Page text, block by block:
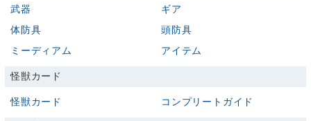
武器
ギア
体防具
頭防具
ミーディアム
アイテム
怪獣カード
怪獣カード コンプリートガイド